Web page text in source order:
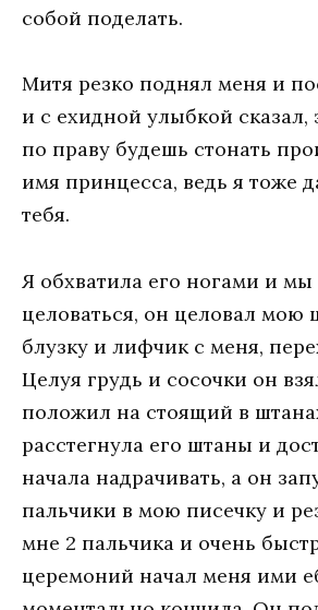
собой поделать.
Митя резко поднял меня и
и с ехидной улыбкой
по праву будешь стонать
имя принцесса, ведь я тоже
тебя.
Я обхватила его ногами и мы
целоваться, он целовал мою
блузку и лифчик с меня,
Целуя грудь и сосочки он
положил на стоящий в
расстегнула его штаны и
начала надрачивать, а он
пальчики в мою писечку и
мне 2 пальчика и очень
церемоний начал меня ими